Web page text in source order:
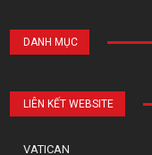
DANH MỤC
LIÊN KẾT WEBSITE
VATICAN